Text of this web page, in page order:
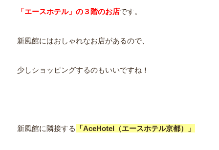
「エースホテル」の３階のお店です。
新風館にはおしゃれなお店があるので、
少しショッピングするのもいいですね！
新風館に隣接する 「AceHotel（エースホテル京都）」